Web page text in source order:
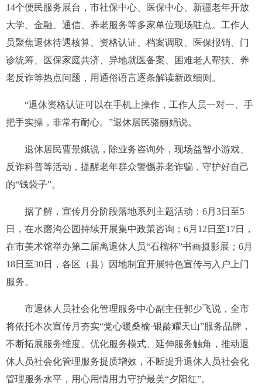
14个便民服务展台，市社保中心、医保中心、新疆老年开放
大学、金融、通信、养老服务等多家单位现场驻点。工作人
员聚焦退休待遇核算、资格认证、档案调取、医保报销、门
诊统筹、医保家庭共济、异地就医备案、困难老人帮扶、养
老反诈等热点问题，用通俗语言逐条解读新政细则。
“退休资格认证可以在手机上操作，工作人员一对一、手
把手实操，非常有耐心。”退休居民骆丽娟说。
退休居民曹景娥说，除业务咨询外，现场益智小游戏、
反诈科普等活动，提醒老年群众警惕养老诈骗，守护好自己
的“钱袋子”。
据了解，宣传月分阶段落地系列主题活动：6月3日至5
日，在水磨沟公园持续开展集中政策咨询；6月12日至17日，
在市美术馆举办第二届离退休人员“石榴杯”书画摄影展；6月
18日至30日，各区（县）因地制宜开展特色宣传与入户上门
服务。
市退休人员社会化管理服务中心副主任郭少飞说，全市
将依托本次宣传月夯实“党心暖桑榆·银龄耀天山”服务品牌，
不断拓展服务维度、优化服务模式、延伸服务触角，推动退
休人员社会化管理服务提质增效，不断提升退休人员社会化
管理服务水平，用心用情用力守护最美“夕阳红”。